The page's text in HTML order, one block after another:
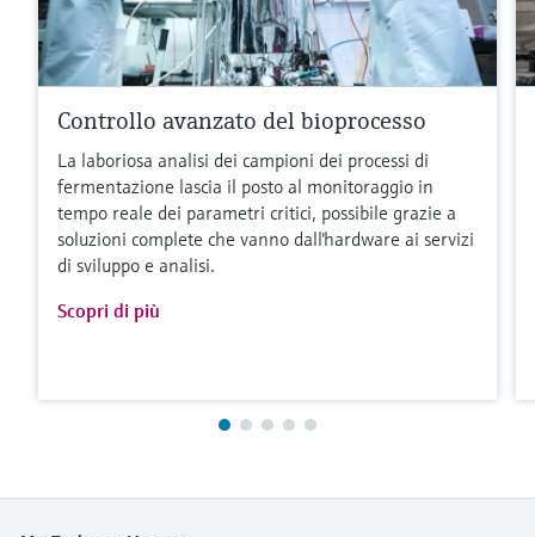
Controllo avanzato del bioprocesso
La laboriosa analisi dei campioni dei processi di
fermentazione lascia il posto al monitoraggio in
tempo reale dei parametri critici, possibile grazie a
soluzioni complete che vanno dall'hardware ai servizi
di sviluppo e analisi.
Scopri di più